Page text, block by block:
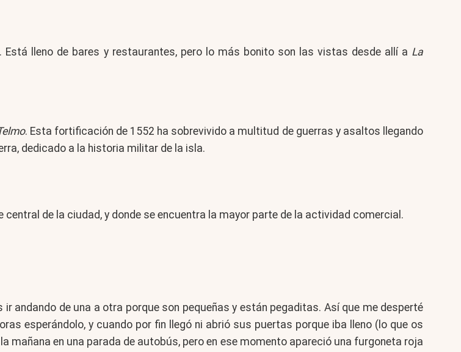
lleno de bares y restaurantes, pero lo más bonito son las vistas desde allí a La
. Esta fortificación de 1552 ha sobrevivido a multitud de guerras y asaltos llegando
dedicado a la historia militar de la isla.
central de la ciudad, y donde se encuentra la mayor parte de la actividad comercial.
andando de una a otra porque son pequeñas y están pegaditas. Así que me desperté
esperándolo, y cuando por fin llegó ni abrió sus puertas porque iba lleno (lo que os
mañana en una parada de autobús, pero en ese momento apareció una furgoneta roja